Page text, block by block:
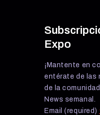
Expo
¡Mantente en
entérate de las
de la
News semanal.
Email (required)